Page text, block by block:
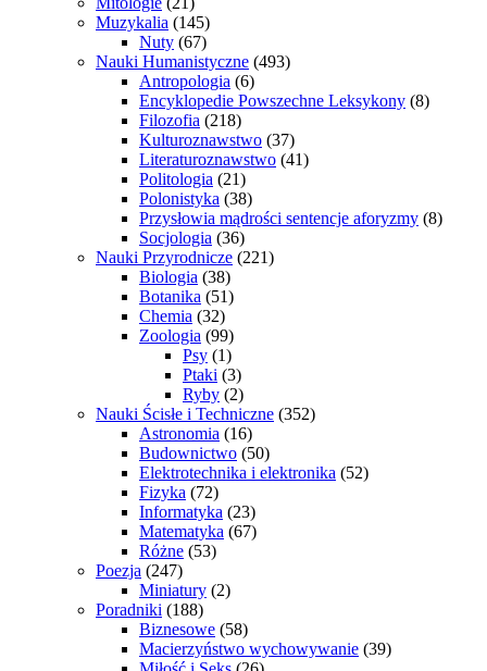
Muzykalia (145)
Nuty (67)
Nauki Humanistyczne (493)
Antropologia (6)
Encyklopedie Powszechne Leksykony (8)
Filozofia (218)
Kulturoznawstwo (37)
Literaturoznawstwo (41)
Politologia (21)
Polonistyka (38)
Przysłowia mądrości sentencje aforyzmy (8)
Socjologia (36)
Nauki Przyrodnicze (221)
Biologia (38)
Botanika (51)
Chemia (32)
Zoologia (99)
Psy (1)
Ptaki (3)
Ryby (2)
Nauki Ścisłe i Techniczne (352)
Astronomia (16)
Budownictwo (50)
Elektrotechnika i elektronika (52)
Fizyka (72)
Informatyka (23)
Matematyka (67)
Różne (53)
Poezja (247)
Miniatury (2)
Poradniki (188)
Biznesowe (58)
Macierzyństwo wychowywanie (39)